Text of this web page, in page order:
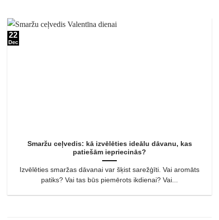
Smaržu ceļvedis: kā izvēlēties ideālu dāvanu, kas
patiešām iepriecinās?
Izvēlēties smaržas dāvanai var šķist sarežģīti. Vai aromāts
patiks? Vai tas būs piemērots ikdienai? Vai...
22
Dec